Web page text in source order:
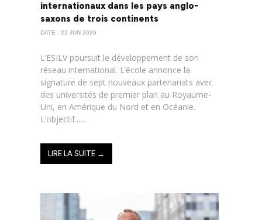
internationaux dans les pays anglo-
saxons de trois continents
DATE : 22 JUN 2026
L’ESILV poursuit le développement de son
réseau international. L’école annonce la
signature de sept nouveaux partenariats avec
des universités de premier plan au Royaume-
Uni, en Amérique du Nord et en Océanie.
L’objectif......
LIRE LA SUITE →